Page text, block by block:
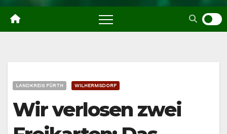
LANDKREIS FÜRTH WILHERMSDORF
Wir verlosen zwei